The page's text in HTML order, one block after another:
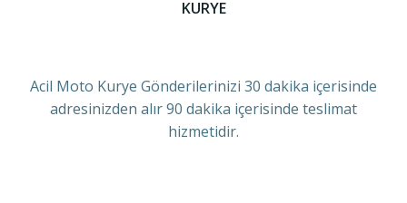
KURYE
Acil Moto Kurye Gönderilerinizi 30 dakika içerisinde
adresinizden alır 90 dakika içerisinde teslimat
hizmetidir.